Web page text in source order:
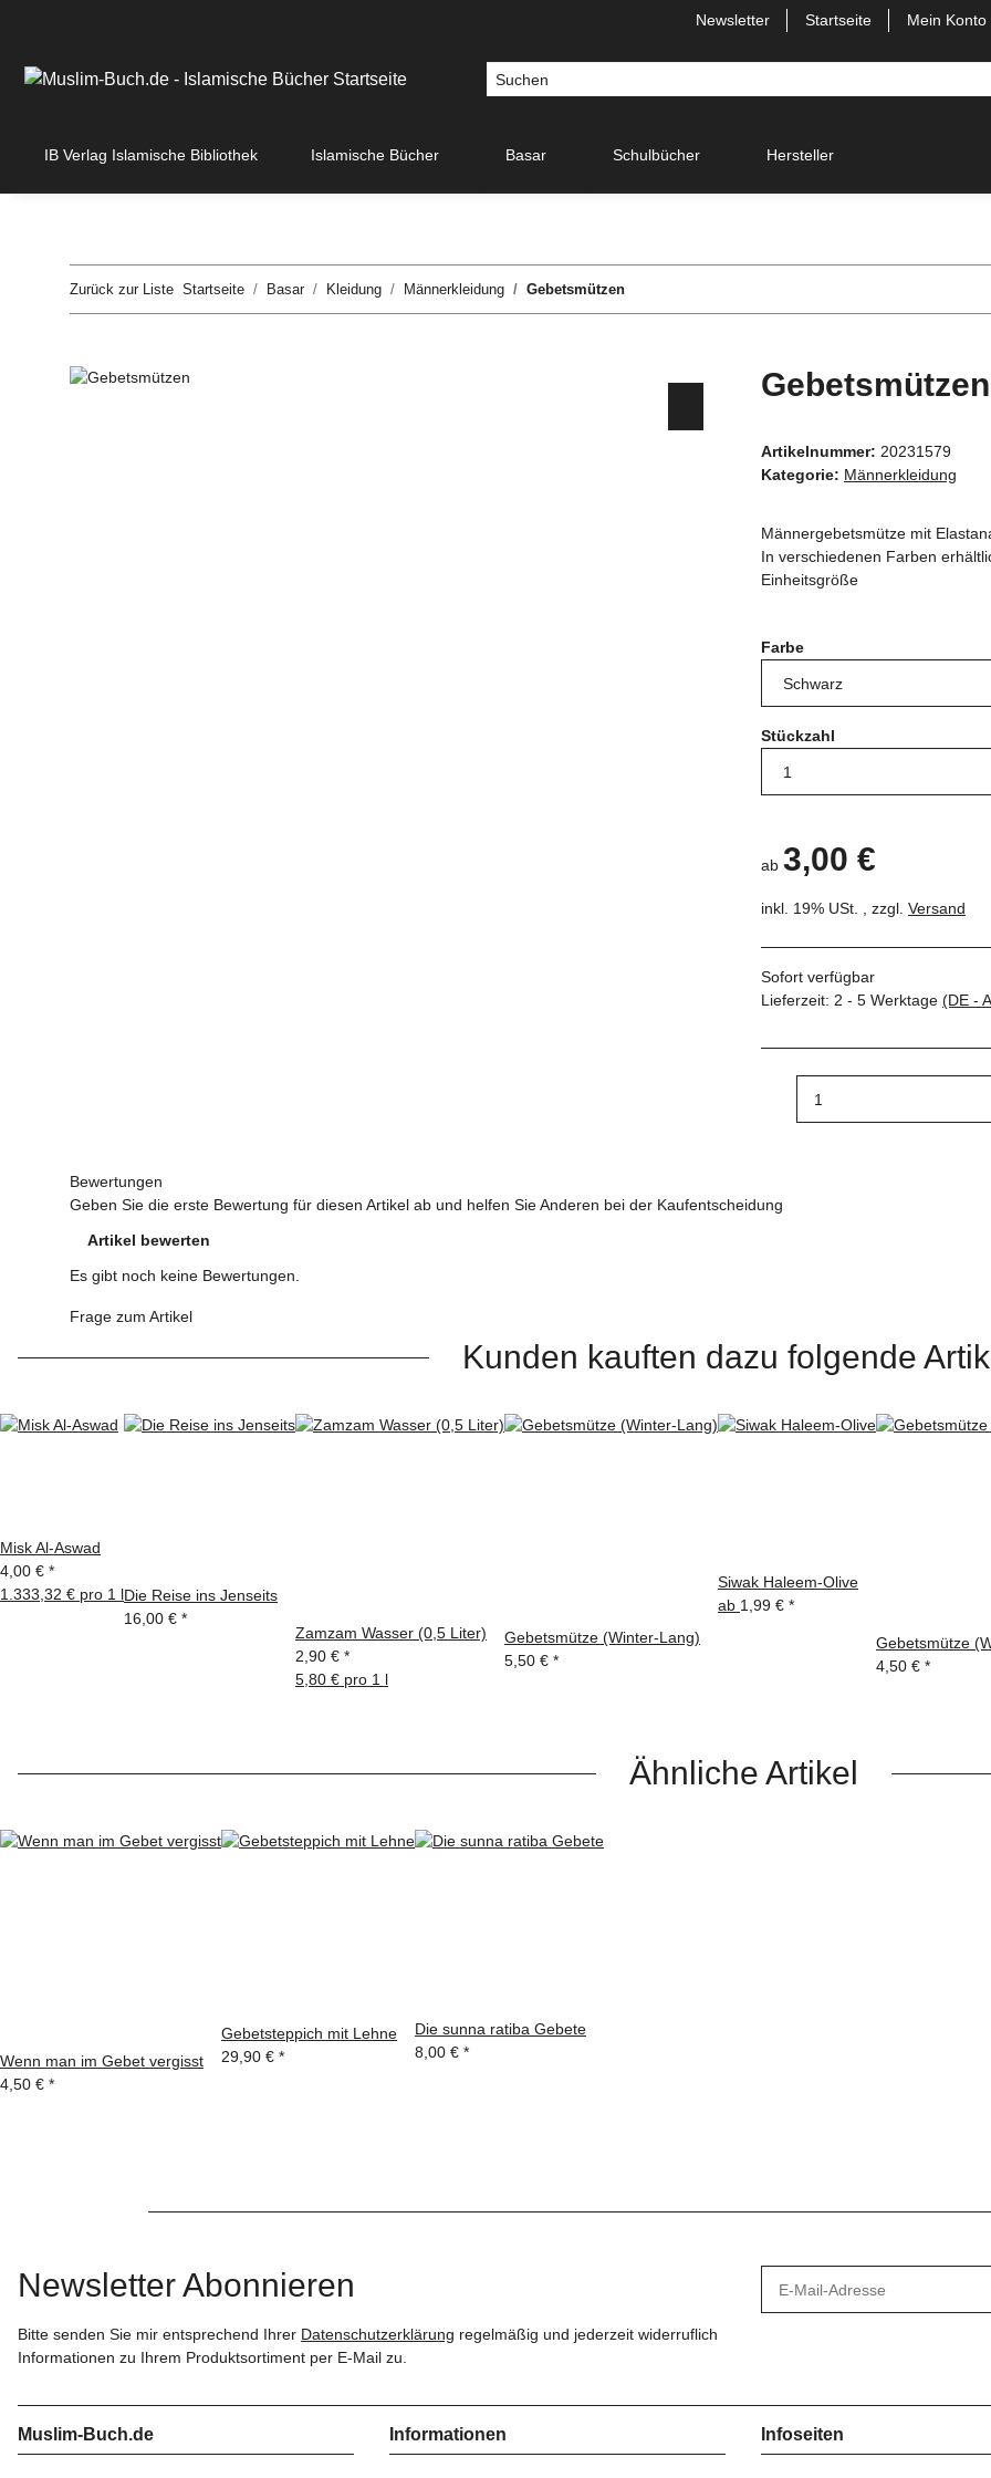
Newsletter Startseite Mein Konto
IB Verlag Islamische Bibliothek Islamische Bücher Basar Schulbücher Hersteller
Zurück zur Liste Startseite Basar Kleidung Männerkleidung Gebetsmützen
Gebetsmützen
Artikelnummer: 20231579
Kategorie: Männerkleidung
Männergebetsmütze mit
In verschiedenen Farben
Einheitsgröße
Farbe
Stückzahl
ab 3,00 €
inkl. 19% USt. , zzgl. Versand
Sofort verfügbar
Lieferzeit: 2 - 5 Werktage (DE -
Bewertungen
Geben Sie die erste Bewertung für diesen Artikel ab und helfen Sie Anderen bei der Kaufentscheidung
Artikel bewerten
Es gibt noch keine Bewertungen.
Frage zum Artikel
Kunden kauften dazu folgende
Misk Al-Aswad
4,00 € *
1.333,32 € pro 1 lDie Reise ins Jenseits
16,00 € *
Zamzam Wasser (0,5 Liter)
2,90 € *
5,80 € pro 1 l
Gebetsmütze (Winter-Lang)
5,50 € *
Siwak Haleem-Olive
ab 1,99 € *
Gebetsmütze
4,50 € *
Ähnliche Artikel
Wenn man im Gebet vergisst
4,50 € *
Gebetsteppich mit Lehne
29,90 € *
Die sunna ratiba Gebete
8,00 € *
Newsletter Abonnieren
Bitte senden Sie mir entsprechend Ihrer Datenschutzerklärung regelmäßig und jederzeit widerruflich
Informationen zu Ihrem Produktsortiment per E-Mail zu.
Muslim-Buch.de Informationen Infoseiten